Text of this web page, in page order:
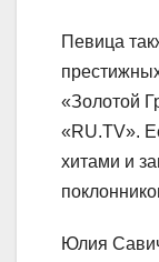
Певица
«Золотой
«RU.TV».
хитами и
Юлия